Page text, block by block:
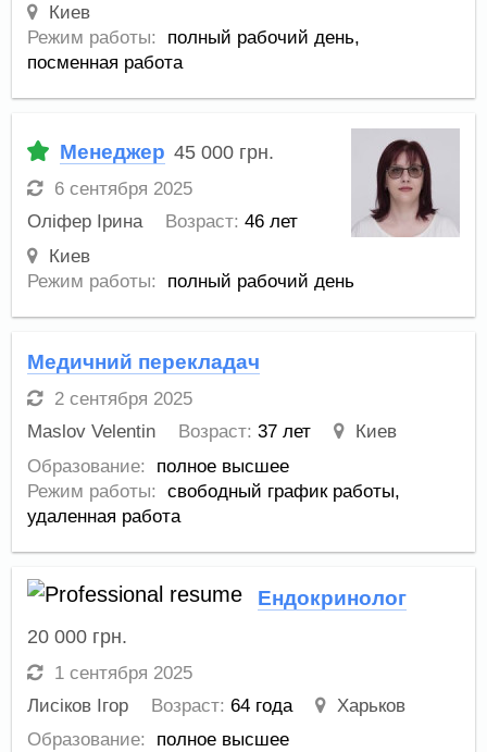
Киев
Режим работы:
полный рабочий день,
посменная работа
Менеджер 45 000 грн.
6 сентября 2025
Оліфер Ірина
Возраст: 46 лет
Киев
Режим работы:
полный рабочий день
Медичний перекладач
2 сентября 2025
Maslov Velentin
Возраст: 37 лет
Киев
Образование:
полное высшее
Режим работы:
свободный график работы,
удаленная работа
Ендокринолог
20 000 грн.
1 сентября 2025
Лисіков Ігор
Возраст: 64 года
Харьков
Образование:
полное высшее